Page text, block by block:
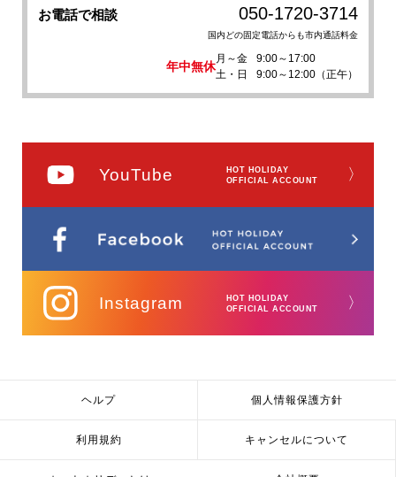
お電話で相談 050-1720-3714
国内どの固定電話からも市内通話料金
年中無休
月～金
9:00～17:00
土・日
9:00～12:00（正午）
YouTube
HOT HOLIDAY
OFFICIAL ACCOUNT
〉
Instagram
HOT HOLIDAY
OFFICIAL ACCOUNT
〉
ヘルプ 個人情報保護方針
利用規約 キャンセルについて